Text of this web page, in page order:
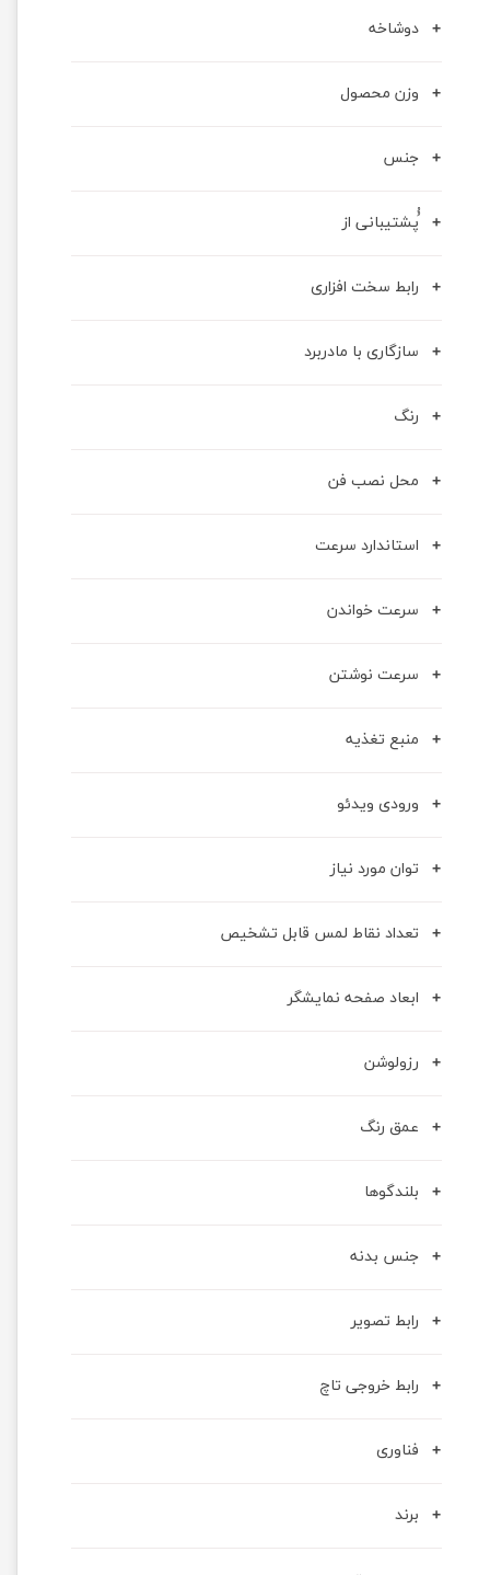
دوشاخه
وزن محصول
جنس
ُُپشتیبانی از
رابط سخت افزاری
سازگاری با مادربرد
رنگ
محل نصب فن
استاندارد سرعت
سرعت خواندن
سرعت نوشتن
منبع تغذیه
ورودی ویدئو
توان مورد نیاز
تعداد نقاط لمس قابل تشخیص
ابعاد صفحه نمایشگر
رزولوشن
عمق رنگ
بلندگوها
جنس بدنه
رابط تصویر
رابط خروجی تاچ
فناوری
برند